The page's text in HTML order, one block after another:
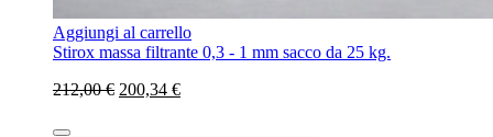
Aggiungi al carrello
Stirox massa filtrante 0,3 - 1 mm sacco da 25 kg.
212,00 € 200,34 €